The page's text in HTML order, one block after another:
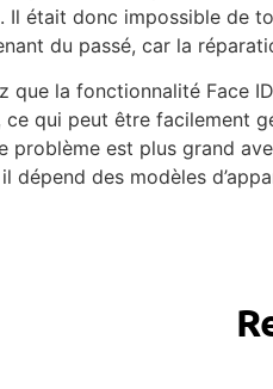
Il était donc impossible de
du passé, car la
que la fonctionnalité Face
ce qui peut être facilement
problème est plus grand
dépend des modèles